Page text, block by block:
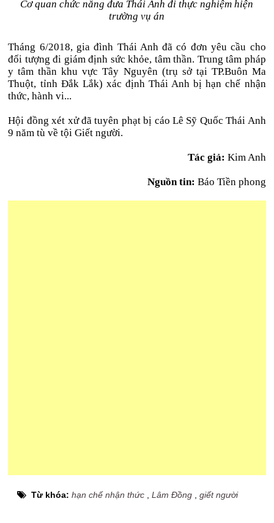
Cơ quan chức năng đưa Thái Anh đi thực nghiệm hiện
trường vụ án
Tháng 6/2018, gia đình Thái Anh đã có đơn yêu cầu cho
đối tượng đi giám định sức khỏe, tâm thần. Trung tâm pháp
y tâm thần khu vực Tây Nguyên (trụ sở tại TP.Buôn Ma
Thuột, tỉnh Đắk Lắk) xác định Thái Anh bị hạn chế nhận
thức, hành vi...
Hội đồng xét xử đã tuyên phạt bị cáo Lê Sỹ Quốc Thái Anh
9 năm tù về tội Giết người.
Tác giả: Kim Anh
Nguồn tin: Báo Tiền phong
Từ khóa:hạn chế nhận thức ,Lâm Đồng ,giết người